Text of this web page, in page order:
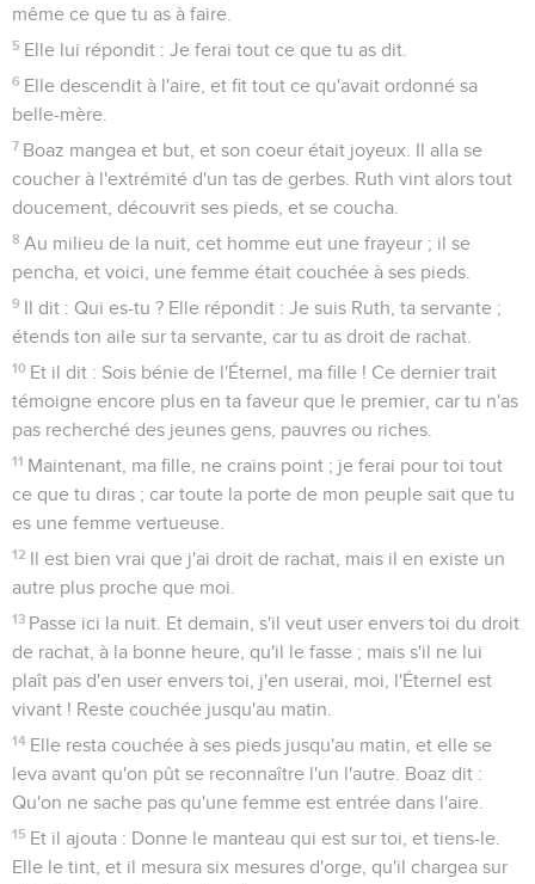
même ce que tu as à faire.
5 Elle lui répondit : Je ferai tout ce que tu as dit.
6 Elle descendit à l'aire, et fit tout ce qu'avait ordonné sa
belle-mère.
7 Boaz mangea et but, et son coeur était joyeux. Il alla se
coucher à l'extrémité d'un tas de gerbes. Ruth vint alors tout
doucement, découvrit ses pieds, et se coucha.
8 Au milieu de la nuit, cet homme eut une frayeur ; il se
pencha, et voici, une femme était couchée à ses pieds.
9 Il dit : Qui es-tu ? Elle répondit : Je suis Ruth, ta servante ;
étends ton aile sur ta servante, car tu as droit de rachat.
10 Et il dit : Sois bénie de l'Éternel, ma fille ! Ce dernier trait
témoigne encore plus en ta faveur que le premier, car tu n'as
pas recherché des jeunes gens, pauvres ou riches.
11 Maintenant, ma fille, ne crains point ; je ferai pour toi tout
ce que tu diras ; car toute la porte de mon peuple sait que tu
es une femme vertueuse.
12 Il est bien vrai que j'ai droit de rachat, mais il en existe un
autre plus proche que moi.
13 Passe ici la nuit. Et demain, s'il veut user envers toi du droit
de rachat, à la bonne heure, qu'il le fasse ; mais s'il ne lui
plaît pas d'en user envers toi, j'en userai, moi, l'Éternel est
vivant ! Reste couchée jusqu'au matin.
14 Elle resta couchée à ses pieds jusqu'au matin, et elle se
leva avant qu'on pût se reconnaître l'un l'autre. Boaz dit :
Qu'on ne sache pas qu'une femme est entrée dans l'aire.
15 Et il ajouta : Donne le manteau qui est sur toi, et tiens-le.
Elle le tint, et il mesura six mesures d'orge, qu'il chargea sur